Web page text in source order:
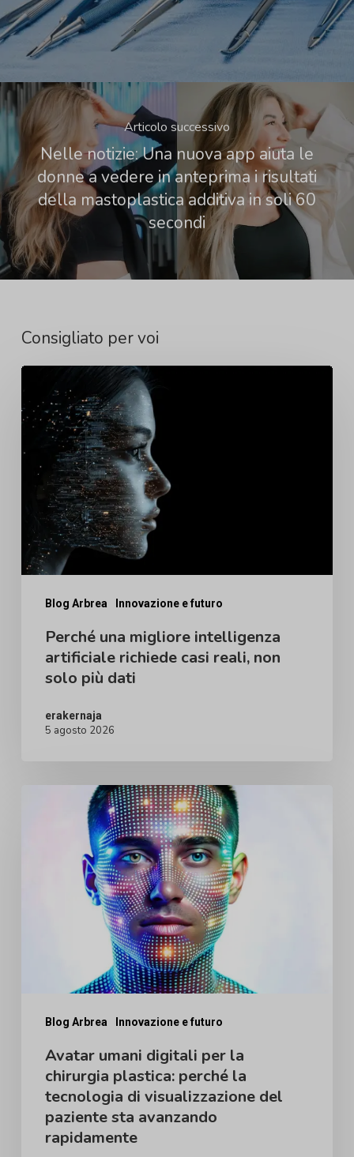
Articolo successivo
Nelle notizie: Una nuova app aiuta le
donne a vedere in anteprima i risultati
della mastoplastica additiva in soli 60
secondi
Consigliato per voi
Blog Arbrea Innovazione e futuro
una
migliore
intelligenza
artificiale
richiede
casi
reali,
non
Perché una migliore intelligenza
artificiale richiede casi reali, non
solo più dati
erakernaja
5 agosto 2026
Blog Arbrea Innovazione e futuro
tecnologia
visualizzazione
paziente
Avatar umani digitali per la
chirurgia plastica: perché la
tecnologia di visualizzazione del
paziente sta avanzando
rapidamente